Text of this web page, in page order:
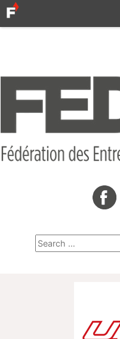
MBN
Formation professionnelle